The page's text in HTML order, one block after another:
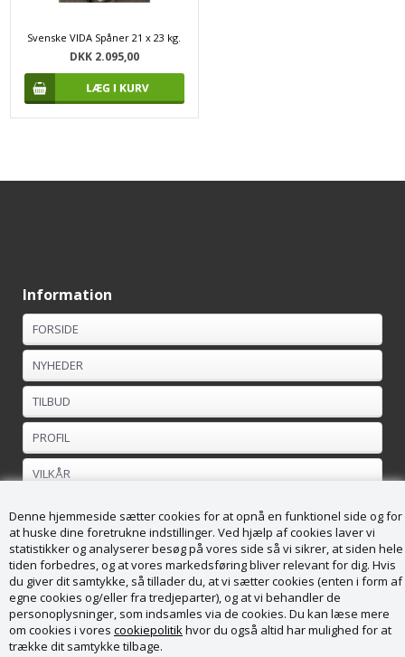
Denne hjemmeside sætter cookies for at opnå en funktionel side og for
at huske dine foretrukne indstillinger. Ved hjælp af cookies laver vi
statistikker og analyserer besøg på vores side så vi sikrer, at siden hele
tiden forbedres, og at vores markedsføring bliver relevant for dig. Hvis
du giver dit samtykke, så tillader du, at vi sætter cookies (enten i form af
egne cookies og/eller fra tredjeparter), og at vi behandler de
personoplysninger, som indsamles via de cookies. Du kan læse mere
om cookies i vores cookiepolitikhvor du også altid har mulighed for at
trække dit samtykke tilbage.
Svenske VIDA Spåner 21 x 23 kg.
DKK 2.095,00
Information
FORSIDE
NYHEDER
TILBUD
PROFIL
VILKÅR
FORTRYDELSESRET
Kundeservice
Køge Brændesalg ApS
Vordingborgvej 169
4682 Tureby
CVR nr. 36988789